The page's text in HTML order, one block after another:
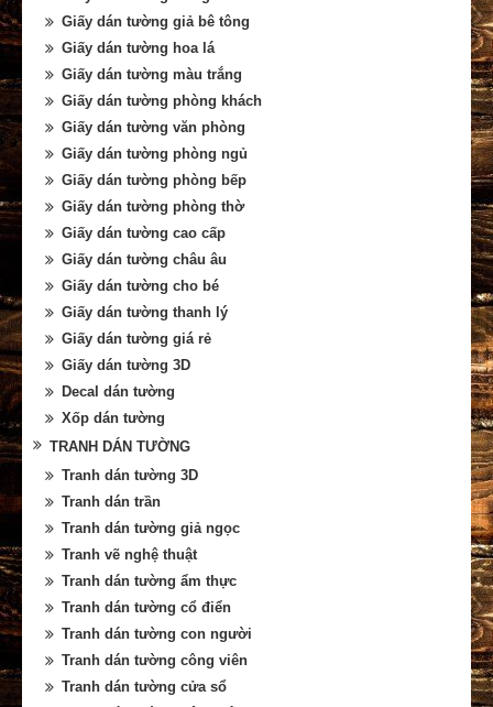
Giấy dán tường giả bê tông
Giấy dán tường hoa lá
Giấy dán tường màu trắng
Giấy dán tường phòng khách
Giấy dán tường văn phòng
Giấy dán tường phòng ngủ
Giấy dán tường phòng bếp
Giấy dán tường phòng thờ
Giấy dán tường cao cấp
Giấy dán tường châu âu
Giấy dán tường cho bé
Giấy dán tường thanh lý
Giấy dán tường giá rẻ
Giấy dán tường 3D
Decal dán tường
Xốp dán tường
TRANH DÁN TƯỜNG
Tranh dán tường 3D
Tranh dán trần
Tranh dán tường giả ngọc
Tranh vẽ nghệ thuật
Tranh dán tường ẩm thực
Tranh dán tường cổ điển
Tranh dán tường con người
Tranh dán tường công viên
Tranh dán tường cửa sổ